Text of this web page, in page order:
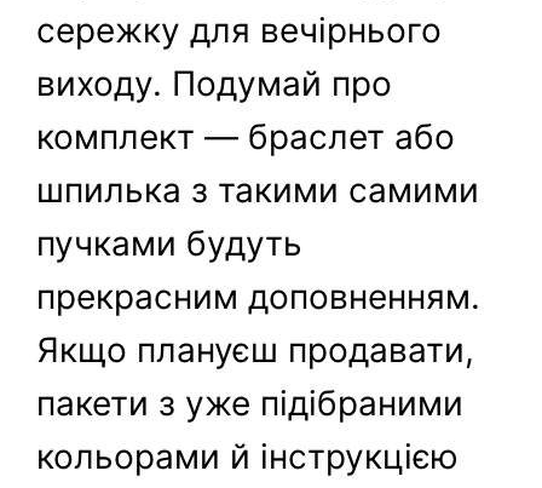
сережку для вечірнього
виходу. Подумай про
комплект — браслет або
шпилька з такими самими
пучками будуть
прекрасним доповненням.
Якщо плануєш продавати,
пакети з уже підібраними
кольорами й інструкцією